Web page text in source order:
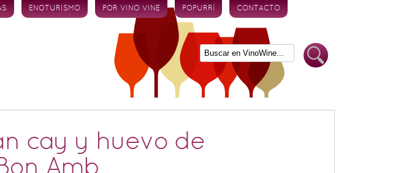
ENOTURISMO POR VINO VINE POPURRÍ CONTACTO
cay y huevo de